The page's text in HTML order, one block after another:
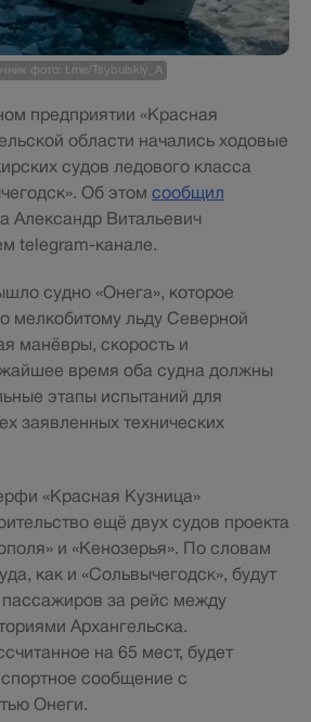
фото: t.me/Tsybulskiy_A
предприятии «Красная
области начались ходовые
судов ледового класса
Об этом сообщил
Александр Витальевич
telegram-канале.
судно «Онега», которое
мелкобитому льду Северной
манёвры, скорость и
время оба судна должны
этапы испытаний для
заявленных технических
«Красная Кузница»
ещё двух судов проекта
и «Кенозерья». По словам
как и «Сольвычегодск», будут
пассажиров за рейс между
Архангельска.
на 65 мест, будет
сообщение с
Онеги.